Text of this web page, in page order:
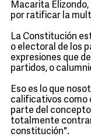
Macarita
por ratificar la
La Constitución
o electoral de los
expresiones que
partidos, o
Eso es lo que
calificativos como
parte del
totalmente
constitución".